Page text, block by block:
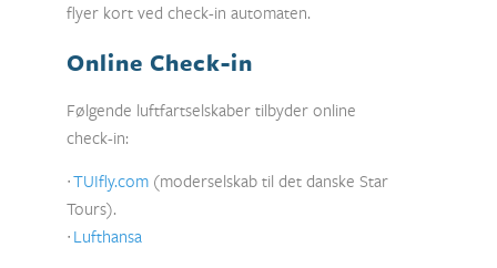
flyer kort ved check-in automaten.
Online Check-in
Følgende luftfartselskaber tilbyder online
check-in:
∙TUIfly.com(moderselskab til det danske Star
Tours).
∙ Lufthansa